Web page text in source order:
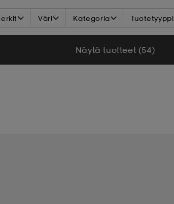
Väri Kategoria Tuotetyyppi
Näytä tuotteet (54)